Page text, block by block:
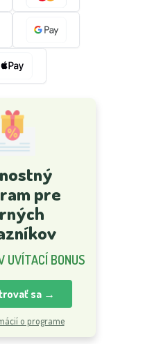
pre
UVÍTACÍ BONUS
sa →
o programe